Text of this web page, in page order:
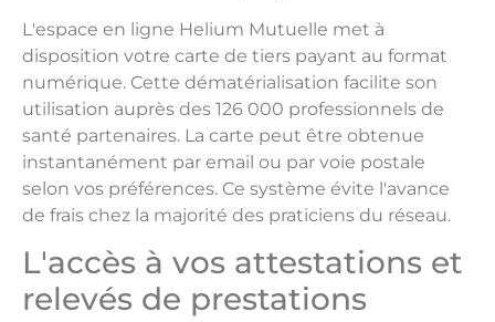
L'espace en ligne Helium Mutuelle met à
disposition votre carte de tiers payant au format
numérique. Cette dématérialisation facilite son
utilisation auprès des 126 000 professionnels de
santé partenaires. La carte peut être obtenue
instantanément par email ou par voie postale
selon vos préférences. Ce système évite l'avance
de frais chez la majorité des praticiens du réseau.
L'accès à vos attestations et
relevés de prestations